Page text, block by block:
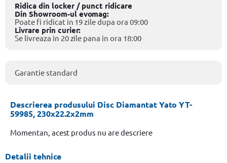
Ridica din locker / punct ridicare
Din Showroom-ul evomag:
Poate fi ridicat in 19 zile dupa ora 09:00
Livrare prin curier:
Se livreaza in 20 zile pana in ora 18:00
Garantie standard
Descrierea produsului Disc Diamantat Yato YT-
59985, 230x22.2x2mm
Momentan, acest produs nu are descriere
Detalii tehnice